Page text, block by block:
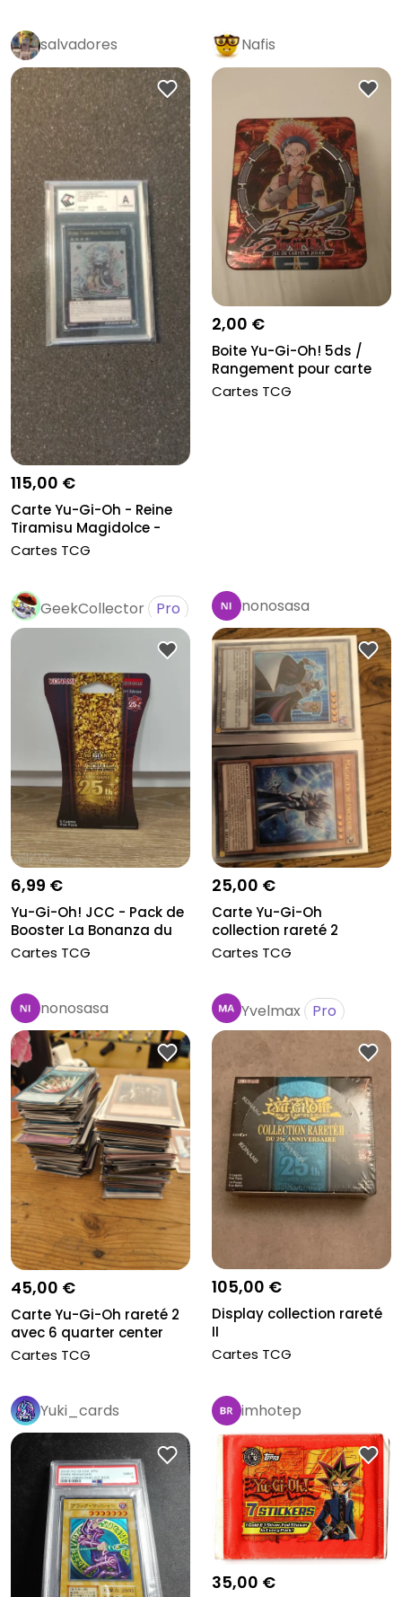
salvadores
115,00 €
Carte Yu-Gi-Oh - Reine
Tiramisu Magidolce -
CCC g...
Cartes TCG
Nafis
2,00 €
Boite Yu-Gi-Oh! 5ds /
Rangement pour carte
Cartes TCG
GeekCollector Pro
6,99 €
Yu-Gi-Oh! JCC - Pack de
Booster La Bonanza du
Quar...
Cartes TCG
nonosasa
25,00 €
Carte Yu-Gi-Oh
collection rareté 2
Cartes TCG
nonosasa
45,00 €
Carte Yu-Gi-Oh rareté 2
avec 6 quarter center
Cartes TCG
Yvelmax Pro
105,00 €
Display collection rareté
II
Cartes TCG
Yuki_cards imhotep
35,00 €